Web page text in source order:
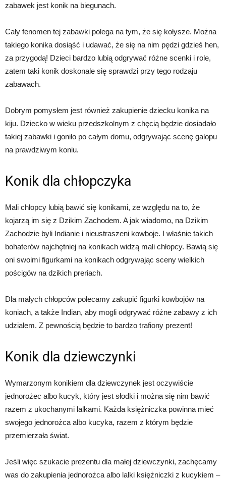
zabawek jest konik na biegunach.
Cały fenomen tej zabawki polega na tym, że się kołysze. Można
takiego konika dosiąść i udawać, że się na nim pędzi gdzieś hen,
za przygodą! Dzieci bardzo lubią odgrywać różne scenki i role,
zatem taki konik doskonale się sprawdzi przy tego rodzaju
zabawach.
Dobrym pomysłem jest również zakupienie dziecku konika na
kiju. Dziecko w wieku przedszkolnym z chęcią będzie dosiadało
takiej zabawki i goniło po całym domu, odgrywając scenę galopu
na prawdziwym koniu.
Konik dla chłopczyka
Mali chłopcy lubią bawić się konikami, ze względu na to, że
kojarzą im się z Dzikim Zachodem. A jak wiadomo, na Dzikim
Zachodzie byli Indianie i nieustraszeni kowboje. I właśnie takich
bohaterów najchętniej na konikach widzą mali chłopcy. Bawią się
oni swoimi figurkami na konikach odgrywając sceny wielkich
pościgów na dzikich preriach.
Dla małych chłopców polecamy zakupić figurki kowbojów na
koniach, a także Indian, aby mogli odgrywać różne zabawy z ich
udziałem. Z pewnością będzie to bardzo trafiony prezent!
Konik dla dziewczynki
Wymarzonym konikiem dla dziewczynek jest oczywiście
jednorożec albo kucyk, który jest słodki i można się nim bawić
razem z ukochanymi lalkami. Każda księżniczka powinna mieć
swojego jednorożca albo kucyka, razem z którym będzie
przemierzała świat.
Jeśli więc szukacie prezentu dla małej dziewczynki, zachęcamy
was do zakupienia jednorożca albo lalki księżniczki z kucykiem –